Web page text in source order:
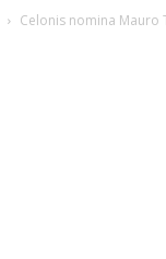
Celonis nomina Mauro